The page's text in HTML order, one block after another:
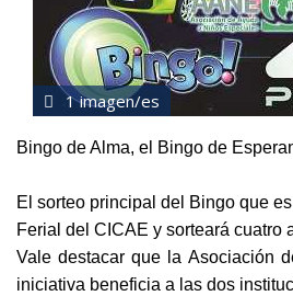
1 imagen/es
Bingo de Alma, el Bingo de
El sorteo principal del Bingo que
Ferial del CICAE y sorteará cuatro
Vale destacar que la Asociación
iniciativa beneficia a las dos